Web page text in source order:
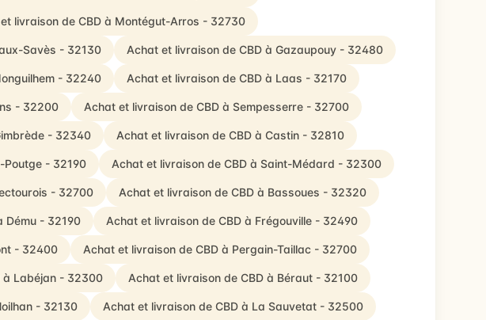
livraison de CBD à Montégut-Arros - 32730
Savès - 32130 Achat et livraison de CBD à Gazaupouy - 32480
- 32240 Achat et livraison de CBD à Laas - 32170
- 32200 Achat et livraison de CBD à Sempesserre - 32700
- 32340 Achat et livraison de CBD à Castin - 32810
Poutge - 32190 Achat et livraison de CBD à Saint-Médard - 32300
- 32700 Achat et livraison de CBD à Bassoues - 32320
Dému - 32190 Achat et livraison de CBD à Frégouville - 32490
- 32400 Achat et livraison de CBD à Pergain-Taillac - 32700
à Labéjan - 32300 Achat et livraison de CBD à Béraut - 32100
- 32130 Achat et livraison de CBD à La Sauvetat - 32500